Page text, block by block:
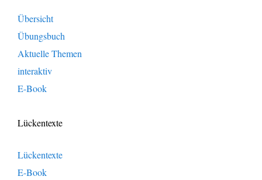
Übersicht
Übungsbuch
Aktuelle Themen
interaktiv
E-Book
Lückentexte
Lückentexte
E-Book